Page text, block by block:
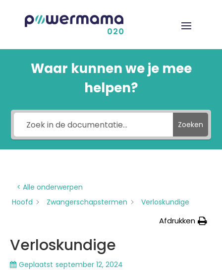
Waar kunnen we je mee
helpen?
Zoeken
< Alle onderwerpen
Hoofd
Zwangerschapstermen Verloskundige
Afdrukken
Verloskundige
Geplaatst september 12, 2024